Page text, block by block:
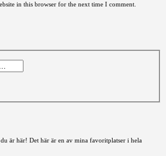
in this browser for the next time I comment.
är här! Det här är en av mina favoritplatser i hela